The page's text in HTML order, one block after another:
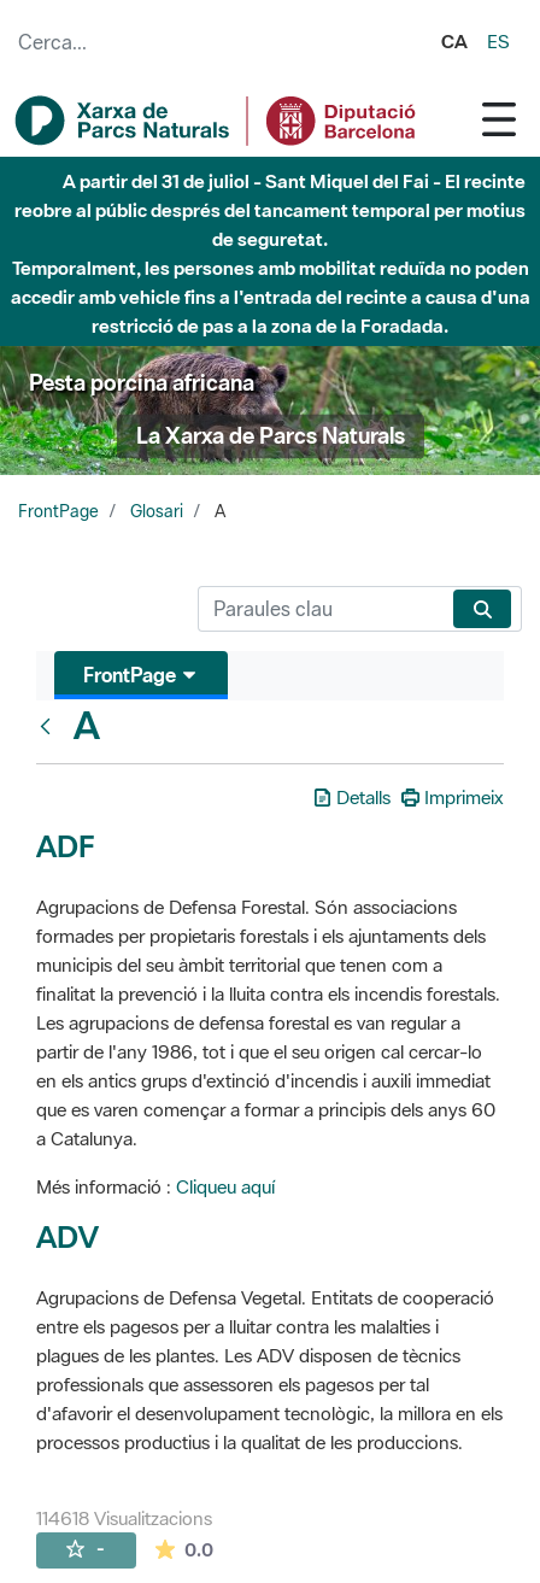
CA ES
A partir del 31 de juliol - Sant Miquel del Fai - El recinte
reobre al públic després del tancament temporal per motius
de seguretat.
Temporalment, les persones amb mobilitat reduïda no poden
accedir amb vehicle fins a l'entrada del recinte a causa d'una
restricció de pas a la zona de la Foradada.
Pesta porcina africana
La Xarxa de Parcs Naturals
FrontPage Glosari A
FrontPage
A
Detalls Imprimeix
ADF
Agrupacions de Defensa Forestal. Són associacions
formades per propietaris forestals i els ajuntaments dels
municipis del seu àmbit territorial que tenen com a
finalitat la prevenció i la lluita contra els incendis forestals.
Les agrupacions de defensa forestal es van regular a
partir de l'any 1986, tot i que el seu origen cal cercar-lo
en els antics grups d'extinció d'incendis i auxili immediat
que es varen començar a formar a principis dels anys 60
a Catalunya.
Més informació : Cliqueu aquí
ADV
Agrupacions de Defensa Vegetal. Entitats de cooperació
entre els pagesos per a lluitar contra les malalties i
plagues de les plantes. Les ADV disposen de tècnics
professionals que assessoren els pagesos per tal
d'afavorir el desenvolupament tecnològic, la millora en els
processos productius i la qualitat de les produccions.
114618 Visualitzacions
- 0.0La mitjana de les valoracions és de 0